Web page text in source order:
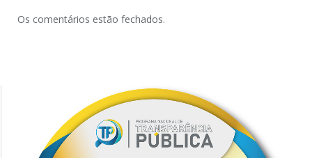
Os comentários estão fechados.